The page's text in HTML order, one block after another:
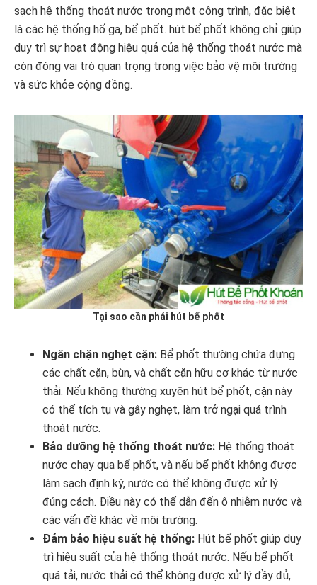
sạch hệ thống thoát nước trong một công trình, đặc biệt
là các hệ thống hố ga, bể phốt. hút bể phốt không chỉ giúp
duy trì sự hoạt động hiệu quả của hệ thống thoát nước mà
còn đóng vai trò quan trọng trong việc bảo vệ môi trường
và sức khỏe cộng đồng.
Tại sao cần phải hút bể phốt
Ngăn chặn nghẹt cặn: Bể phốt thường chứa đựng
các chất cặn, bùn, và chất cặn hữu cơ khác từ nước
thải. Nếu không thường xuyên hút bể phốt, cặn này
có thể tích tụ và gây nghẹt, làm trở ngại quá trình
thoát nước.
Bảo dưỡng hệ thống thoát nước: Hệ thống thoát
nước chạy qua bể phốt, và nếu bể phốt không được
làm sạch định kỳ, nước có thể không được xử lý
đúng cách. Điều này có thể dẫn đến ô nhiễm nước và
các vấn đề khác về môi trường.
Đảm bảo hiệu suất hệ thống: Hút bể phốt giúp duy
trì hiệu suất của hệ thống thoát nước. Nếu bể phốt
quá tải, nước thải có thể không được xử lý đầy đủ,